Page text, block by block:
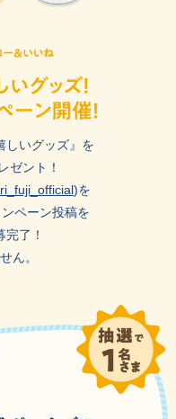
しいグッズ』を
ゼント！
)を
ペーン投稿を
了！
ん。